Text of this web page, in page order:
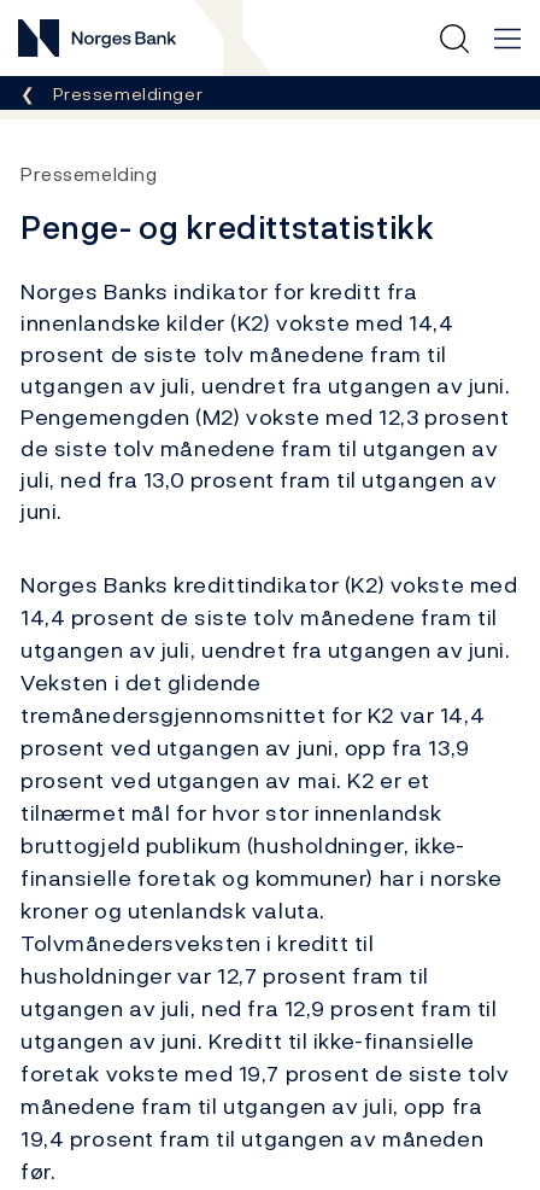
Norges Bank
Her er du nå:
Pressemeldinger
Pressemelding
Penge- og kredittstatistikk
Norges Banks indikator for kreditt fra
innenlandske kilder (K2) vokste med 14,4
prosent de siste tolv månedene fram til
utgangen av juli, uendret fra utgangen av juni.
Pengemengden (M2) vokste med 12,3 prosent
de siste tolv månedene fram til utgangen av
juli, ned fra 13,0 prosent fram til utgangen av
juni.
Norges Banks kredittindikator (K2) vokste med
14,4 prosent de siste tolv månedene fram til
utgangen av juli, uendret fra utgangen av juni.
Veksten i det glidende
tremånedersgjennomsnittet for K2 var 14,4
prosent ved utgangen av juni, opp fra 13,9
prosent ved utgangen av mai. K2 er et
tilnærmet mål for hvor stor innenlandsk
bruttogjeld publikum (husholdninger, ikke-
finansielle foretak og kommuner) har i norske
kroner og utenlandsk valuta.
Tolvmånedersveksten i kreditt til
husholdninger var 12,7 prosent fram til
utgangen av juli, ned fra 12,9 prosent fram til
utgangen av juni. Kreditt til ikke-finansielle
foretak vokste med 19,7 prosent de siste tolv
månedene fram til utgangen av juli, opp fra
19,4 prosent fram til utgangen av måneden
før.